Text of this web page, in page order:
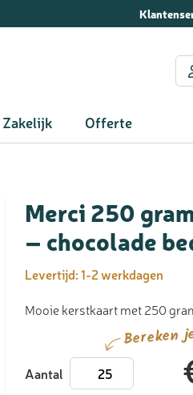
Zakelijk Offerte
Merci 250
– chocolade
Levertijd:1-2 werkdagen
Mooie kerstkaart met 250
Bereken
Aantal Merci
250